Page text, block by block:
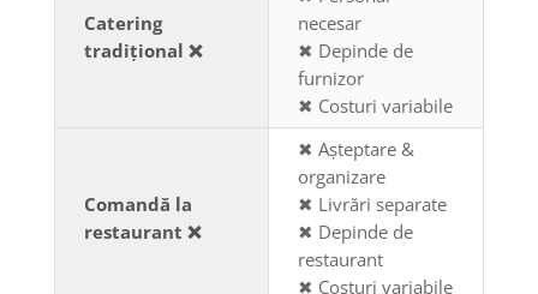
Catering
tradițional ❌
necesar
✖ Depinde de
furnizor
✖ Costuri variabile
Comandă la
restaurant ❌
✖ Așteptare &
organizare
✖ Livrări separate
✖ Depinde de
restaurant
✖ Costuri variabile